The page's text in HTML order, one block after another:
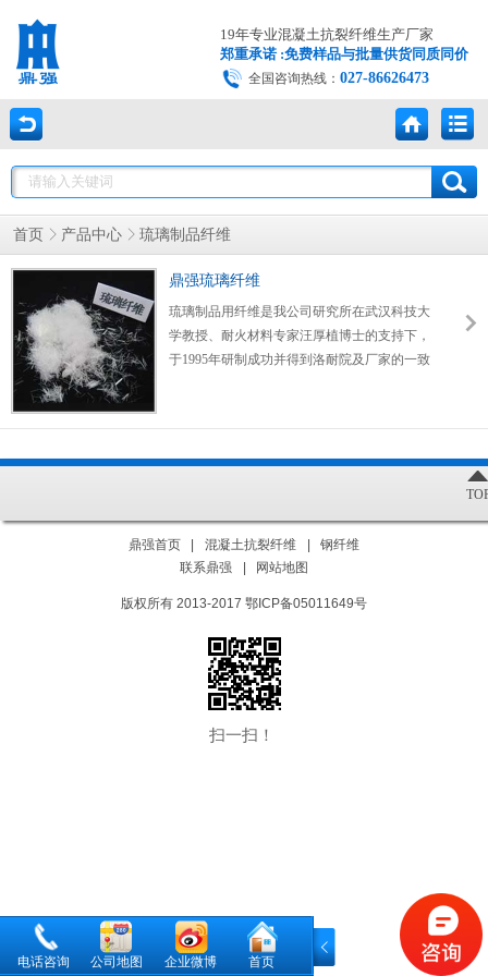
19年专业混凝土抗裂纤维生产厂家
郑重承诺 :免费样品与批量供货同质同价
全国咨询热线：027-86626473
首页 产品中心 琉璃制品纤维
鼎强琉璃纤维
琉璃制品用纤维是我公司研究所在武汉科技大
学教授、耐火材料专家汪厚植博士的支持下，
于1995年研制成功并得到洛耐院及厂家的一致
基础上研发了QX—系列产品，广泛用于需要
高温烧制、烘焙的产品。
鼎强首页 混凝土抗裂纤维
钢纤维
联系鼎强
网站地图
版权所有 2013-2017 鄂ICP备05011649号
扫一扫！
电话咨询 公司地图 企业微博 首页